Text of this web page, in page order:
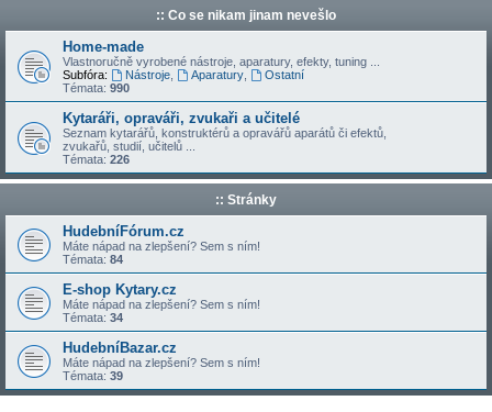
:: Co se nikam jinam nevešlo
Home-made
Vlastnoručně vyrobené nástroje, aparatury, efekty, tuning ...
Subfóra:
Nástroje, Aparatury,
Ostatní
Témata: 990
Kytaráři, opraváři, zvukaři a učitelé
Seznam kytarářů, konstruktérů a opravářů aparátů či efektů,
zvukařů, studií, učitelů ...
Témata: 226
:: Stránky
HudebníFórum.cz
Máte nápad na zlepšení? Sem s ním!
Témata: 84
E-shop Kytary.cz
Máte nápad na zlepšení? Sem s ním!
Témata: 34
HudebníBazar.cz
Máte nápad na zlepšení? Sem s ním!
Témata: 39